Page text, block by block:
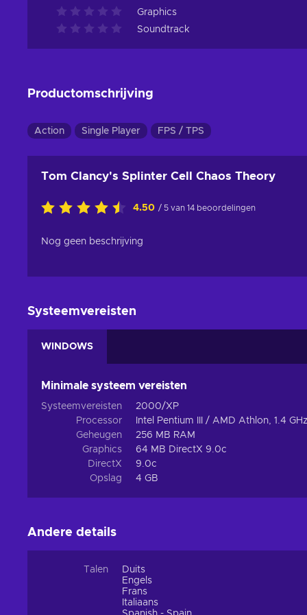
Graphics
Soundtrack
Productomschrijving
Action Single Player FPS / TPS
Tom Clancy's Splinter Cell Chaos Theory
4.50 / 5 van 14 beoordelingen
Nog geen beschrijving
Systeemvereisten
WINDOWS
Minimale systeem vereisten
Systeemvereisten
2000/XP
Processor
Intel Pentium III / AMD Athlon, 1.4
Geheugen
256 MB RAM
Graphics
64 MB DirectX 9.0c
DirectX
9.0c
Opslag
4 GB
Andere details
Talen
Duits
Engels
Frans
Italiaans